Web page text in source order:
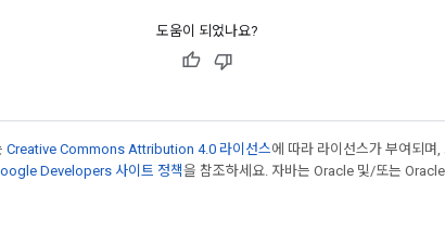
도움이 되었나요?
Creative Commons Attribution 4.0 라이선스에 따라 라이선스가 부여되며,
Developers 사이트 정책을 참조하세요. 자바는 Oracle 및/또는